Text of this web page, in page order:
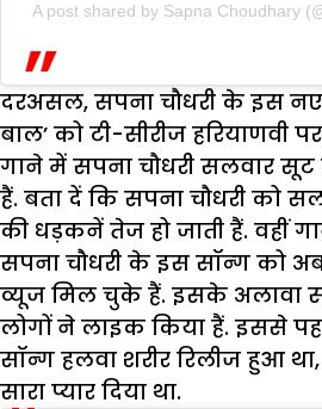
A post shared by Sapna Choudhary
दरअसल, सपना चौधरी के इस
बाल’ को टी-सीरीज हरियाणवी
गाने में सपना चौधरी सलवार
हैं. बता दें कि सपना चौधरी को
की धड़कनें तेज हो जाती हैं. वहीं
सपना चौधरी के इस सॉन्ग को
व्यूज मिल चुके हैं. इसके अलावा
लोगों ने लाइक किया हैं. इससे
सॉन्ग हलवा शरीर रिलीज हुआ
सारा प्यार दिया था.